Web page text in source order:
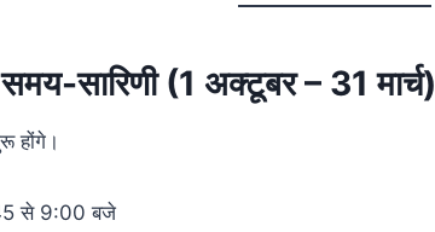
सारिणी (1 अक्टूबर – 31 मार्च)
होंगे।
से 9:00 बजे